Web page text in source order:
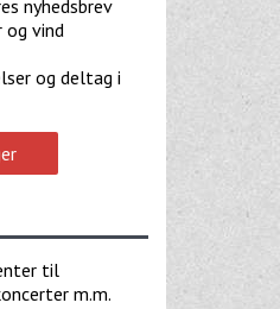
nyhedsbrev
og vind
og deltag i
til
m.m.